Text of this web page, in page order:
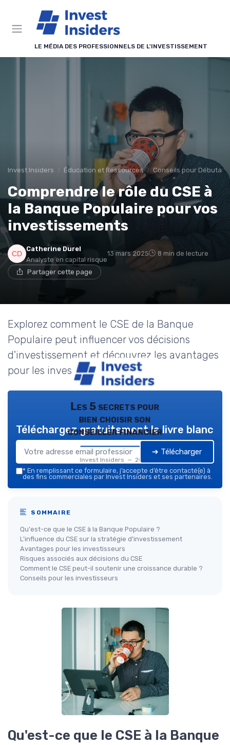
LE MÉDIA DES PROFESSIONNELS DE L'INVESTISSEMENT
Invest Insiders Éducation et Ressources Conseils pour
Comprendre le rôle du CSE à
la Banque Populaire pour vos
investissements
Catherine Durel
Analyste en capital risque
13 mars 2025 8 min de lecture
Partager cette page
Explorez comment le CSE de la Banque
Populaire peut influencer vos décisions
d'investissement et découvrez les avantages
pour les investisseurs.
Les 5 secrets pour
bien choisir son
conseiller financier
Invest Insiders — 2026
Téléchargez gratuitement le livre blanc
➔ Télécharger
* En remplissant ce formulaire, j’accepte d’être contacté(e) à
des fins commerciales par Invest Insiders et ses partenaires.
SOMMAIRE
Qu'est-ce que le CSE à la Banque Populaire ?
L'influence du CSE sur la stratégie d'investissement
Avantages pour les investisseurs
Risques associés aux décisions du CSE
Comment le CSE peut-il soutenir une croissance durable ?
Conseils pour les investisseurs
Qu'est-ce que le CSE à la Banque